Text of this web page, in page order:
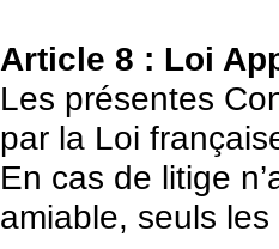
Article 8 : Loi
Les présentes
par la Loi
En cas de litige
amiable, seuls